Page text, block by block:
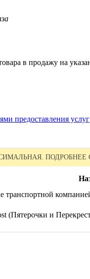
в продажу на
предоставления услуг
ПОДРОБНЕЕ
транспортной
(Пятерочки и